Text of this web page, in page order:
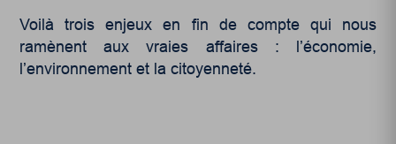
Voilà trois enjeux en fin de compte qui nous
ramènent aux vraies affaires : l’économie,
l’environnement et la citoyenneté.